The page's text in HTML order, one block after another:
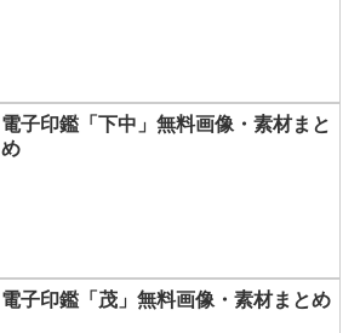
電子印鑑「下中」無料画像・素材まと
め
電子印鑑「茂」無料画像・素材まとめ